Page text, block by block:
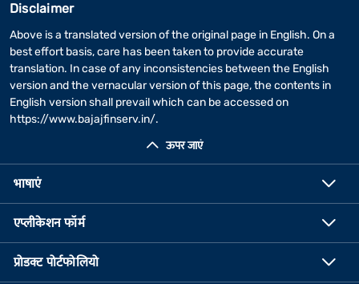
ऊपर जाएं
Disclaimer
Above is a translated version of the original page in English. On a
best effort basis, care has been taken to provide accurate
translation. In case of any inconsistencies between the English
version and the vernacular version of this page, the contents in
English version shall prevail which can be accessed on
https://www.bajajfinserv.in/.
भाषाएं
एप्लीकेशन फॉर्म
प्रोडक्ट पोर्टफोलियो